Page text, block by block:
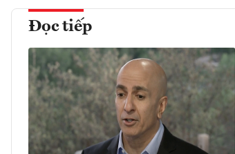
Đọc tiếp